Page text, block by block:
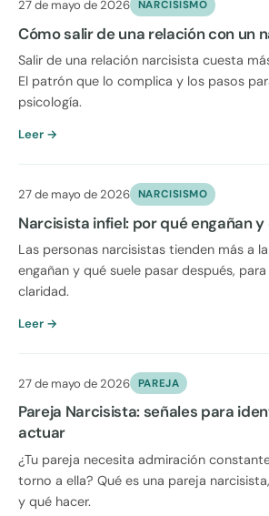
27 de mayo de 2026 NARCISISMO
Cómo salir de una relación con un
Salir de una relación narcisista cuesta
El patrón que lo complica y los pasos
psicología.
Leer →
27 de mayo de 2026 NARCISISMO
Narcisista infiel: por qué engañan
Las personas narcisistas tienden más a
engañan y qué suele pasar después,
claridad.
Leer →
27 de mayo de 2026 PAREJA
Pareja Narcisista: señales para
actuar
¿Tu pareja necesita admiración
torno a ella? Qué es una pareja
y qué hacer.